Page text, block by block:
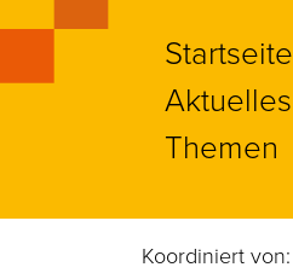
Startseite
Aktuelles
Themen
Koordiniert von: